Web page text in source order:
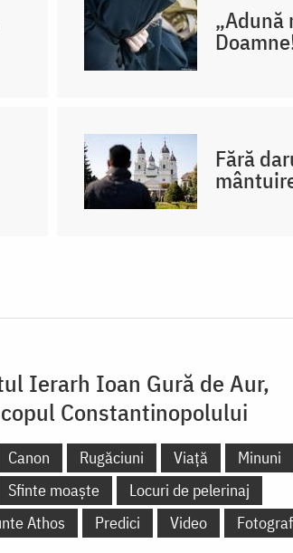
„Adună
Fără
Ierarh Ioan Gură de Aur,
Constantinopolului
Canon Rugăciuni Viață
Minuni
Sfinte moaște
Locuri de pelerinaj
Athos
Predici Video